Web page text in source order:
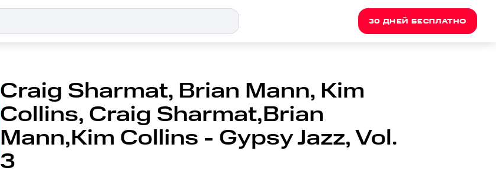
30 ДНЕЙ БЕСПЛАТНО
Craig Sharmat, Brian Mann, Kim
Collins, Craig Sharmat,Brian
Mann,Kim Collins - Gypsy Jazz, Vol.
3